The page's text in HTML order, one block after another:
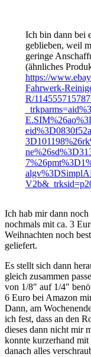
Ich bin dann bei
geblieben, weil
geringe
(ähnliches
https://
Fahrwerk-
R/
Ich hab mir dann
nochmals mit ca. 3
Weihnachten noch
geliefert.
Es stellt sich dann
gleich zusammen
von 1/8″ auf 1/4″
6 Euro bei Amazon
Dann, am
ich fest, dass an den
dieses dann nicht mir
konnte kurzerhand
danach alles